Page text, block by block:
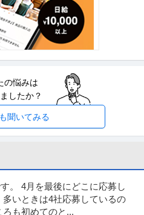
京都・丸太町駅徒歩1分／完全週
2日制
ス 【業種】士業＞その他 ※会員属性な
見る
現場所長・所長候補）／転勤なし
125日
見る
代表直下で裁量大／土日祝休み
の悩みは
したか？
聞いてみる
。 4月を最後にどこに応募し
いときは4社応募しているの
も初めてのと...